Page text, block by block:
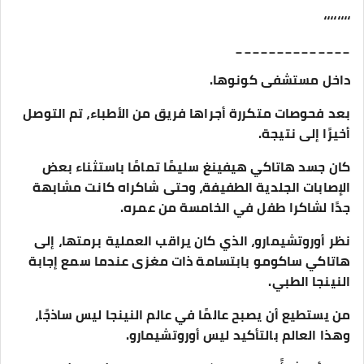
،،،،،،،،
______________
داخل مستشفى كونوها.
بعد فحوصات متكررة أجراها فريق من الأطباء، تم التوصل
أخيرًا إلى نتيجة.
كان جسد هاتاكي هيفينغ سليمًا تمامًا باستثناء بعض
الإصابات الجلدية الطفيفة، وحتى شاكراه كانت مشابهة
جدًا لشاكرا طفل في الخامسة من عمره.
نظر أوروتشيمارو، الذي كان يراقب العملية برمتها، إلى
هاتاكي ساكومو بابتسامة ذات مغزى عندما سمع إجابة
النينجا الطبي.
من يستطيع أن يصبح عالمًا في عالم النينجا ليس ساذجًا،
وهذا العالم بالتأكيد ليس أوروتشيمارو.